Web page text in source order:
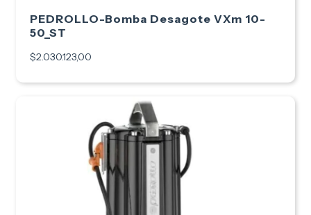
PEDROLLO-Bomba Desagote VXm 10-
50_ST
$2.030.123,00